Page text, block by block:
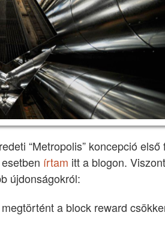
“Metropolis” koncepció első
írtam itt a blogon. Viszont
újdonságokról:
a block reward